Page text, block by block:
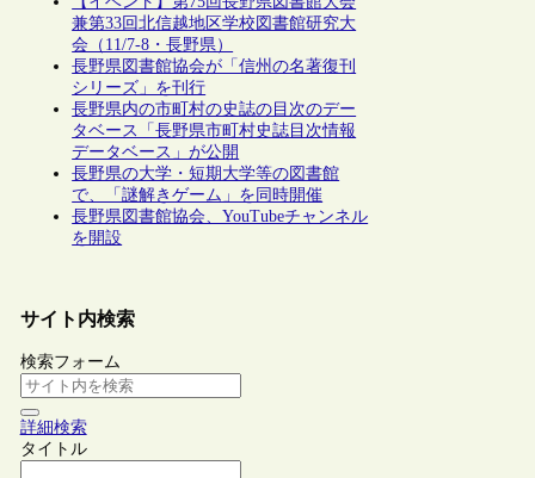
兼第33回北信越地区学校図書館研究大
会（11/7-8・長野県）
長野県図書館協会が「信州の名著復刊
シリーズ」を刊行
長野県内の市町村の史誌の目次のデー
タベース「長野県市町村史誌目次情報
データベース」が公開
長野県の大学・短期大学等の図書館
で、「謎解きゲーム」を同時開催
長野県図書館協会、YouTubeチャンネル
を開設
サイト内検索
検索フォーム
詳細検索
タイトル